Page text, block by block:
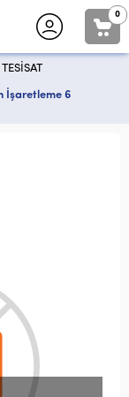
0
İşaretleme 6